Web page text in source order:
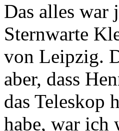
Das alles war
Sternwarte
von Leipzig.
aber, dass
das Teleskop
habe, war ich